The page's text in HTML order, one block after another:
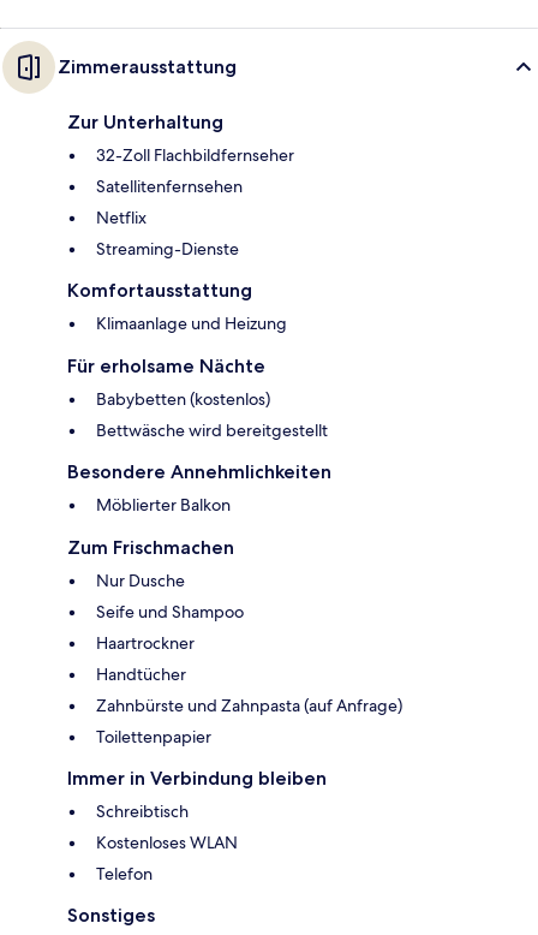
Zimmerausstattung
Zur Unterhaltung
32-Zoll Flachbildfernseher
Satellitenfernsehen
Netflix
Streaming-Dienste
Komfortausstattung
Klimaanlage und Heizung
Für erholsame Nächte
Babybetten (kostenlos)
Bettwäsche wird bereitgestellt
Besondere Annehmlichkeiten
Möblierter Balkon
Zum Frischmachen
Nur Dusche
Seife und Shampoo
Haartrockner
Handtücher
Zahnbürste und Zahnpasta (auf Anfrage)
Toilettenpapier
Immer in Verbindung bleiben
Schreibtisch
Kostenloses WLAN
Telefon
Sonstiges